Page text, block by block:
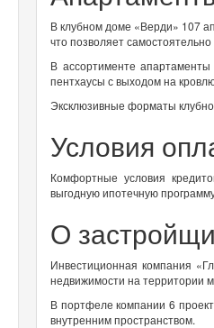
В клубном доме «Верди» 107
что позволяет
В ассортименте
пентхаусы с выходом на
Эксклюзивные форматы
Условия
Комфортные условия
выгодную ипотечную
О
Инвестиционная компания
недвижимости на территории
В портфеле компании 6
внутренним пространством.